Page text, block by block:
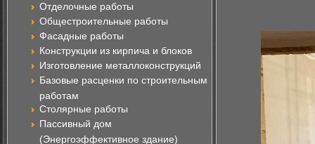
Отделочные работы
Общестроительные работы
Фасадные работы
Конструкции из кирпича и блоков
Изготовление металлоконструкций
Базовые расценки по строительным
работам
Столярные работы
Пассивный дом
(Энергоэффективное здание)